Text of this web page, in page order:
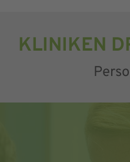
KLINIKEN